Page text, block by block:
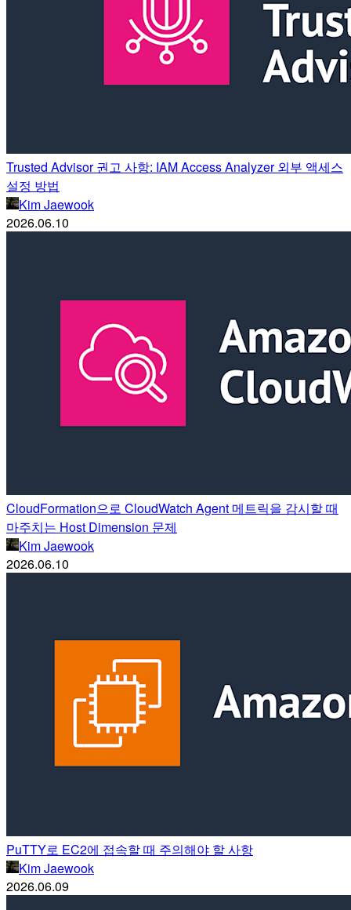
Trusted Advisor 권고 사항: IAM Access Analyzer 외부 액세스
설정 방법
Kim Jaewook
2026.06.10
CloudFormation으로 CloudWatch Agent 메트릭을 감시할 때
마주치는 Host Dimension 문제
Kim Jaewook
2026.06.10
PuTTY로 EC2에 접속할 때 주의해야 할 사항
Kim Jaewook
2026.06.09